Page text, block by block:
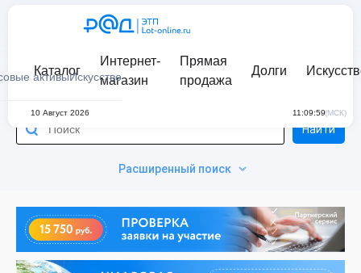
активыИскусство
Каталог
Интернет-
магазин
Прямая
продажа
Долги
10 Август 2026 11:09:59(МСК)
Расширенный поиск
Найти